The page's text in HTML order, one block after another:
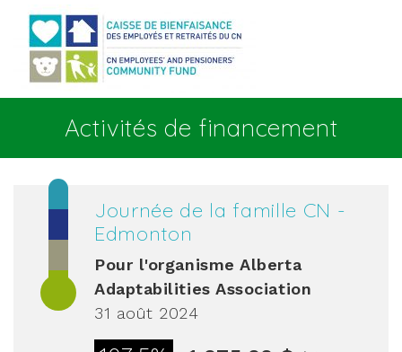
Activités de financement
Journée de la famille CN -
Edmonton
Pour l'organisme Alberta
Adaptabilities Association
31 août 2024